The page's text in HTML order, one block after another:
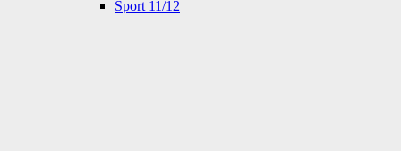
Sport 11/12